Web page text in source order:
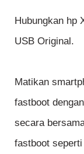
Hubungkan hp
USB Original.
Matikan
fastboot
secara
fastboot